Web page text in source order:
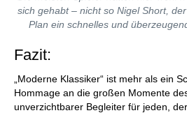
sich gehabt – nicht so Nigel Short,
Plan ein schnelles und
Fazit:
„Moderne Klassiker“ ist mehr als ein
Hommage an die großen Momente
unverzichtbarer Begleiter für jeden,